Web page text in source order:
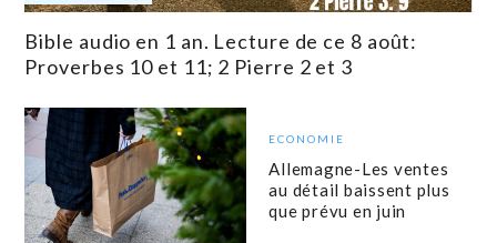
Bible audio en 1 an. Lecture de ce 8 août:
Proverbes 10 et 11; 2 Pierre 2 et 3
ECONOMIE
Allemagne-Les ventes
au détail baissent plus
que prévu en juin